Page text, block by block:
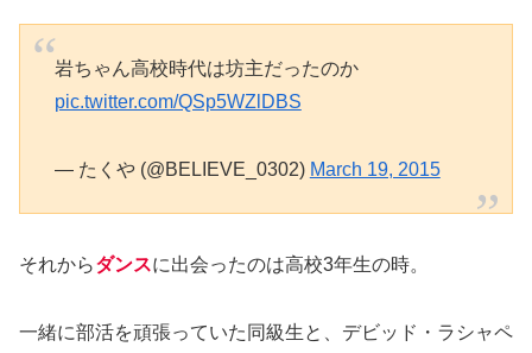
岩ちゃん高校時代は坊主だったのか
pic.twitter.com/QSp5WZlDBS
— たくや (@BELIEVE_0302) March 19, 2015
それからダンスに出会ったのは高校3年生の時。
一緒に部活を頑張っていた同級生と、デビッド・ラシャペ